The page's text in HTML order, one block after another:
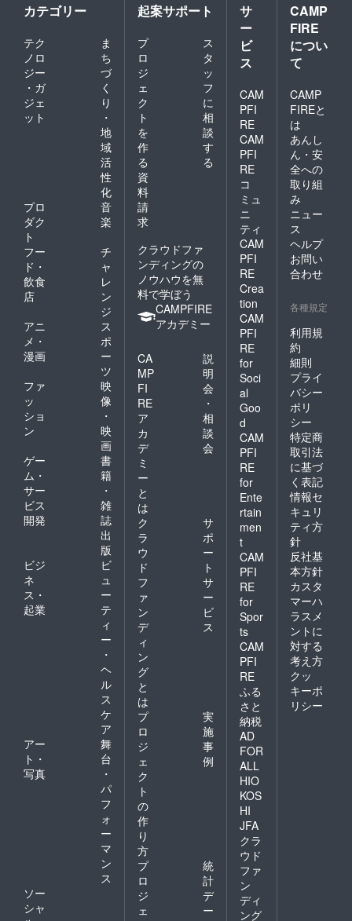
カテゴリー
テク
ノロ
ジー
・ガ
ジェ
ット
ま
ち
づ
く
り
・
地
域
活
性
化
プロ
ダク
ト
音
楽
フー
ド・
飲食
店
チ
ャ
レ
ン
ジ
アニ
メ・
漫画
ス
ポ
ー
ツ
ファ
ッ
ショ
ン
映
像
・
映
画
ゲー
ム・
サー
ビス
開発
書
籍
・
雑
誌
出
版
ビジ
ネ
ス・
起業
ビ
ュ
ー
テ
ィ
ー
・
ヘ
ル
ス
ケ
ア
アー
ト・
写真
舞
台
・
パ
フ
ォ
ー
マ
ン
ス
ソー
シャ
起案サポート
プ
ロ
ジ
ェ
ク
ト
を
作
る
ス
タ
ッ
フ
に
相
談
す
る
資
料
請
求
クラウドファ
ンディングの
ノウハウを無
料で学ぼう
CAMPFIRE
アカデミー
CA
MP
FI
RE
ア
カ
デ
ミ
ー
と
は
説
明
会
・
相
談
会
ク
ラ
ウ
ド
フ
ァ
ン
デ
ィ
ン
グ
と
は
サ
ポ
ー
ト
サ
ー
ビ
ス
プ
ロ
ジ
ェ
ク
ト
の
作
り
方
実
施
事
例
プ
ロ
ジ
ェ
統
計
デ
ー
サ
ー
ビ
ス
CAM
PFI
RE
CAM
PFI
RE
コ
ミュ
ニ
ティ
CAM
PFI
RE
Crea
tion
CAM
PFI
RE
for
Soci
al
Goo
d
CAM
PFI
RE
for
Ente
rtain
men
t
CAM
PFI
RE
for
Spor
ts
CAM
PFI
RE
ふる
さと
納税
AD
FOR
ALL
HIO
KOS
HI
JFA
クラ
ウド
ファ
ン
ディ
ング
CAMP
FIRE
につい
て
CAMP
FIREと
は
あんし
ん・安
全への
取り組
み
ニュー
ス
ヘルプ
お問い
合わせ
各種規定
利用規
約
細則
プライ
バシー
ポリ
シー
特定商
取引法
に基づ
く表記
情報セ
キュリ
ティ方
針
反社基
本方針
カスタ
マーハ
ラスメ
ントに
対する
考え方
クッ
キーポ
リシー